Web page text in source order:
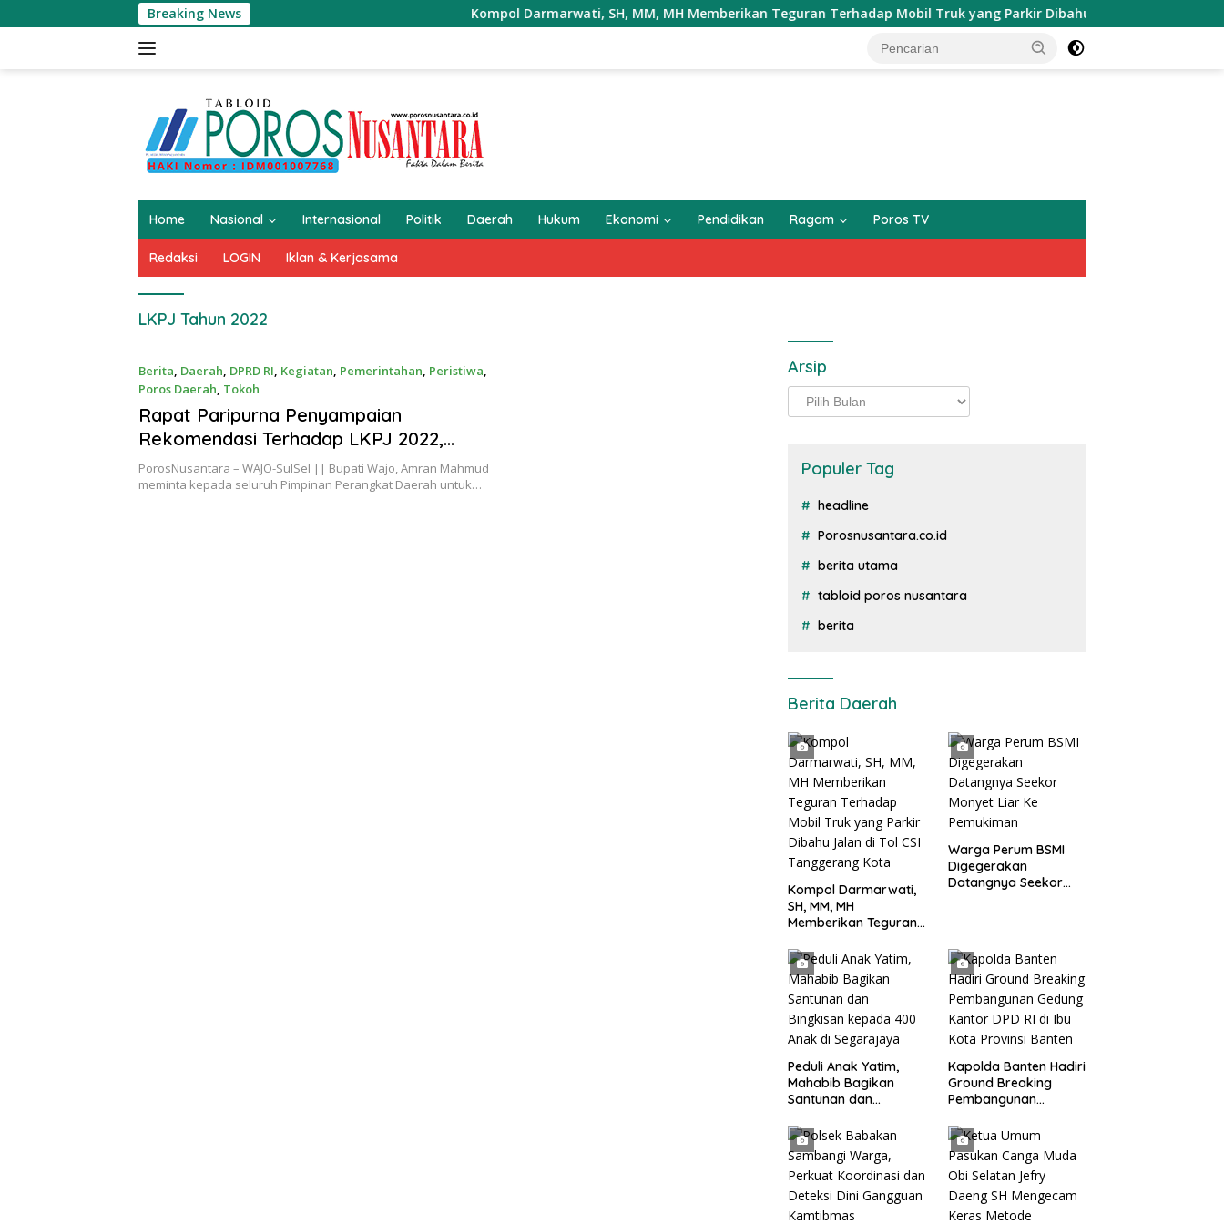
ke
Breaking News Kompol Darmarwati, SH, MM, MH Memberikan Teguran Terhadap Mobil Truk yang Parkir Dibahu Jalan di Tol CSI
Home Nasional Internasional Politik Daerah Hukum Ekonomi Pendidikan Ragam Poros TV
Redaksi LOGIN Iklan & Kerjasama
LKPJ Tahun 2022
Berita, Daerah, DPRD RI, Kegiatan, Pemerintahan, Peristiwa,
Poros Daerah, Tokoh
Mei 16, 2023
Rapat Paripurna Penyampaian
Rekomendasi Terhadap LKPJ 2022,
Bupati Apresiasi DPRD Wajo
PorosNusantara – WAJO-SulSel || Bupati Wajo, Amran Mahmud
meminta kepada seluruh Pimpinan Perangkat Daerah untuk…
Arsip
Arsip
Populer Tag
headline
Porosnusantara.co.id
berita utama
tabloid poros nusantara
berita
Berita Daerah
Kompol Darmarwati,
SH, MM, MH
Memberikan Teguran
yang Parkir Dibahu
Jalan di Tol CSI
Tanggerang Kota
Warga Perum BSMI
Digegerakan
Datangnya Seekor
Peduli Anak Yatim,
Mahabib Bagikan
Santunan dan
Anak di Segarajaya
Kapolda Banten Hadiri
Ground Breaking
Pembangunan
di Ibu Kota Provinsi
Banten